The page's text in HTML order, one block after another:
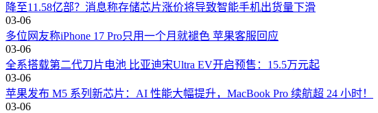
降至11.58亿部？消息称存储芯片涨价将导致智能手机出货量下滑
03-06
多位网友称iPhone 17 Pro只用一个月就褪色 苹果客服回应
03-06
全系搭载第二代刀片电池 比亚迪宋Ultra EV开启预售：15.5万元起
03-06
苹果发布 M5 系列新芯片：AI 性能大幅提升，MacBook Pro 续航超 24 小时！
03-06